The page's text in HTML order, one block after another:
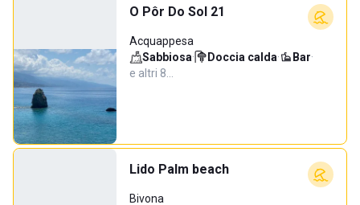
O Pôr Do Sol 21
Acquappesa
Sabbiosa· Doccia calda· Bar·
e altri 8…
Lido Palm beach
Bivona